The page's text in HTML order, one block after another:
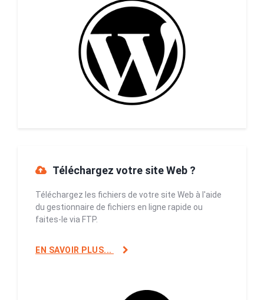
Téléchargez votre site Web ?
Téléchargez les fichiers de votre site Web à l'aide
du gestionnaire de fichiers en ligne rapide ou
faites-le via FTP.
EN SAVOIR PLUS...